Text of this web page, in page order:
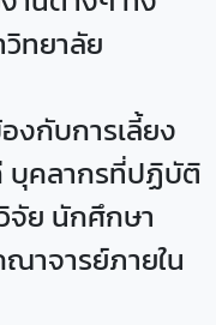
ทยาลัย
กับการเลี้ยง
บุคลากรที่ปฏิบัติ
ย นักศึกษา
าจารย์ภายใน